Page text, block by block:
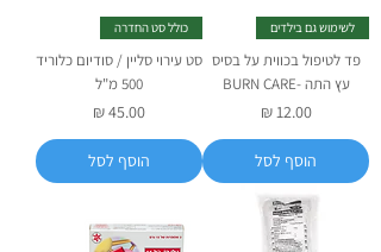
לשימוש גם בילדים
פד לטיפול בכווית על בסיס
עץ התה -BURN CARE
מחיר‏12.00 ‏₪
הוסף לסל
כולל סט החדרה
סט עירוי סליין / סודיום כלוריד
500 מ"ל
מחיר
הוסף לסל